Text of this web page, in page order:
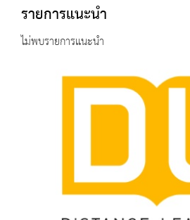
รายการแนะนำ
ไม่พบรายการแนะนำ